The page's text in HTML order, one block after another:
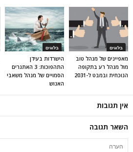
בלוגים
הישרדות בעידן
התהפוכות: 3 האתגרים
הסמויים של מנהל משאבי
האנוש
בלוגים
מאפיינים של מנהל טוב
מול מנהל רע בתקופה
הנוכחית ובמבט ל-2031
אין תגובות
השאר תגובה